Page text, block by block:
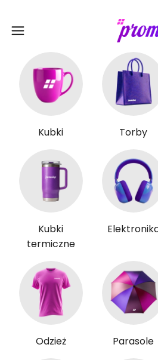
Kubki Torby
Kubki
termiczne
Odzież Parasole